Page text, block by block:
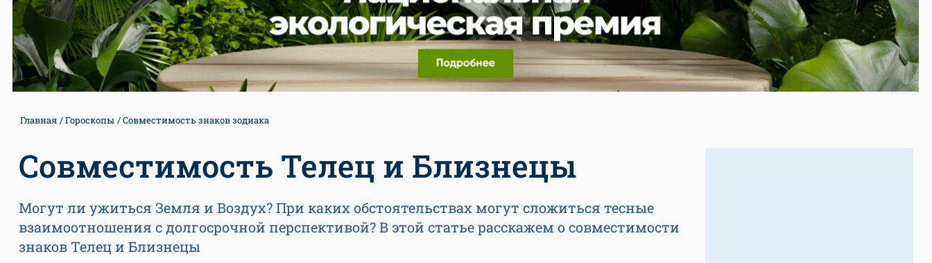
Главная Гороскопы Совместимость знаков зодиака
Совместимость Телец и Близнецы
Могут ли ужиться Земля и Воздух? При каких обстоятельствах могут сложиться тесные
взаимоотношения с долгосрочной перспективой? В этой статье расскажем о совместимости
знаков Телец и Близнецы